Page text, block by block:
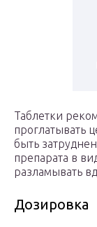
Таблетки
проглатывать
быть
препарата в
разламывать
Дозировка